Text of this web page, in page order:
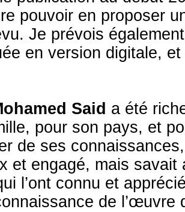
pouvoir en proposer
Je prévois
en version digitale,
Said a été
pour son pays, et
de ses
et engagé, mais
l’ont connu et
de l’œuvre